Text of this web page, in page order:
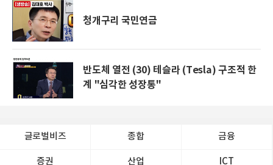
청개구리 국민연금
반도체 열전 (30) 테슬라 (Tesla) 구조적 한
계 "심각한 성장통"
글로벌비즈 종합 금융
증권 산업 ICT